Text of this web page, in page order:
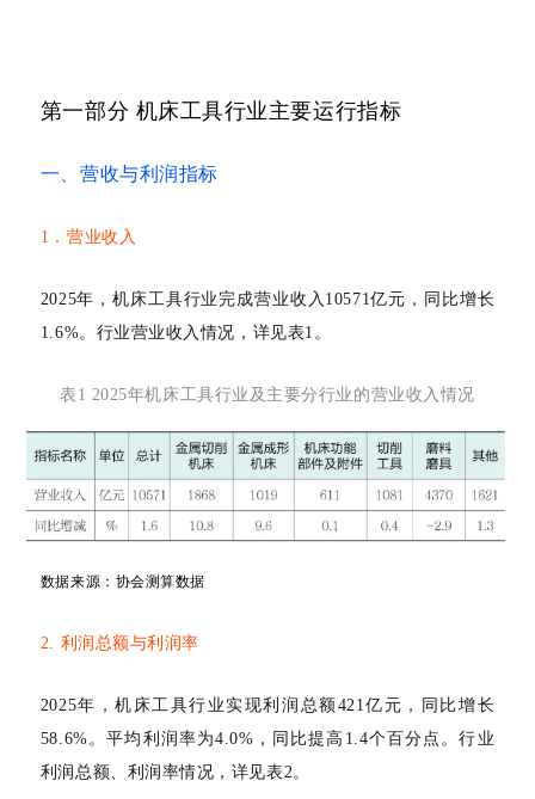
销售与服务网络
在线留言
人力资源
第一部分 机床工具行业主要运行指标
一、营收与利润指标
1．营业收入
2025年，机床工具行业完成营业收入10571亿元，同比增长
1.6%。 行业营业收入情况，详见表1。
表 1 2025年机床工具行业及主要分行业的营业收入情况
数据来源： 协会测算数据
2. 利润总额与利润率
2025年，机床工具行业实现利润总额421亿元，同比增长
58.6% 。平均利润率为4.0%，同比提高1.4个百分点。行业
利润总额、利润率情况，详见表 2。